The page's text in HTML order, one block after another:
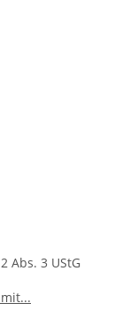
Abs. 3 UStG